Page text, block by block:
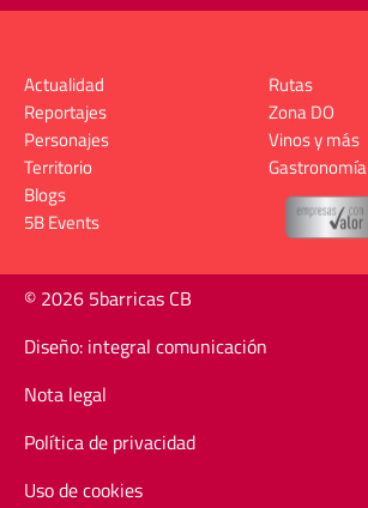
Actualidad
Reportajes
Personajes
Territorio
Rutas
Zona DO
Vinos y más
Gastronomía
Blogs
5B Events
© 2026 5barricas CB
Diseño: integral comunicación
Nota legal
Política de privacidad
Uso de cookies